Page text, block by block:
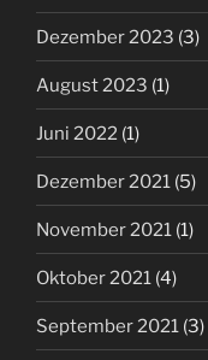
Dezember 2023 (3)
August 2023 (1)
Juni 2022 (1)
Dezember 2021 (5)
November 2021 (1)
Oktober 2021 (4)
September 2021 (3)